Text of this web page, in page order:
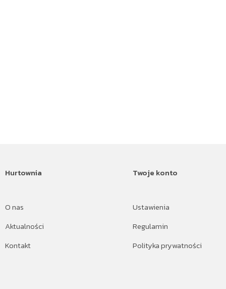
Hurtownia
O nas
Aktualności
Kontakt
Twoje konto
Ustawienia
Regulamin
Polityka prywatności